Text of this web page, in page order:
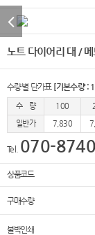
노트 다이어리 대 /
수량별 단가표 [기본수량 :
수 량 100
일반가
7,830
Tel. 070-
상품코드
구매수량
불박인쇄